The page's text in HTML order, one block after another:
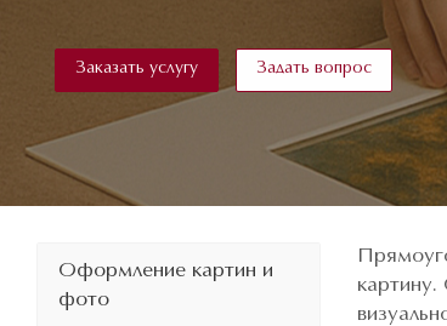
Заказать услугу Задать вопрос
Оформление картин и
фото